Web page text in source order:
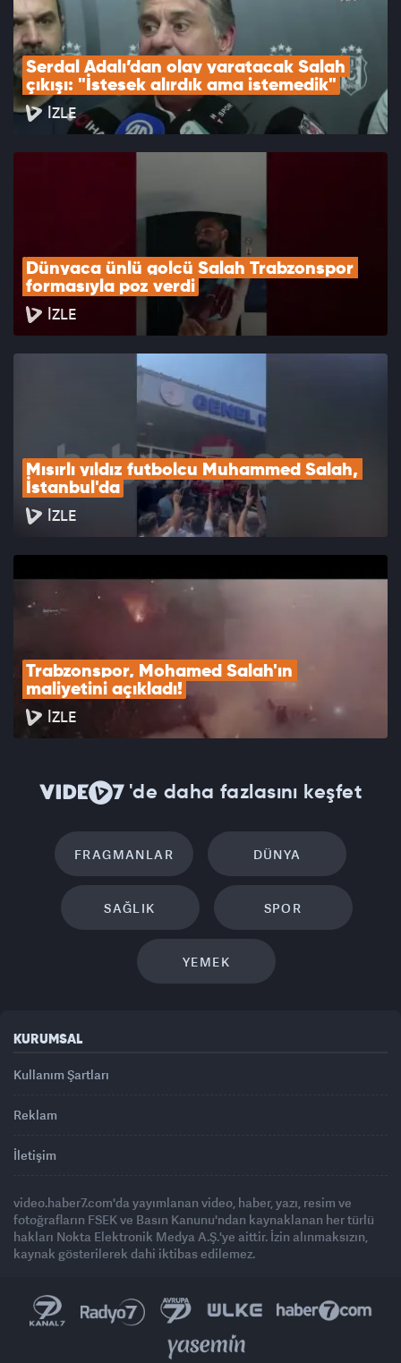
Serdal Adalı’dan olay yaratacak Salah
çıkışı: "İstesek alırdık ama istemedik"
İZLE
Dünyaca ünlü golcü Salah Trabzonspor
formasıyla poz verdi
İZLE
Mısırlı yıldız futbolcu Muhammed Salah,
İstanbul'da
İZLE
Trabzonspor, Mohamed Salah'ın
maliyetini açıkladı!
İZLE
'de daha fazlasını keşfet
FRAGMANLAR DÜNYA
SAĞLIK SPOR
YEMEK
KURUMSAL
Kullanım Şartları
Reklam
İletişim
video.haber7.com'da yayımlanan video, haber, yazı, resim ve
fotoğrafların FSEK ve Basın Kanunu'ndan kaynaklanan her türlü
hakları Nokta Elektronik Medya A.Ş.'ye aittir. İzin alınmaksızın,
kaynak gösterilerek dahi iktibas edilemez.